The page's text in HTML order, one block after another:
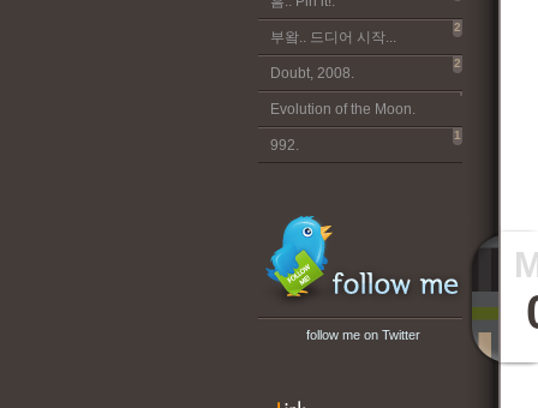
부왘.. 드디어 시작...
2
Doubt, 2008.
2
Evolution of the Moon.
992.
1
follow me on Twitter